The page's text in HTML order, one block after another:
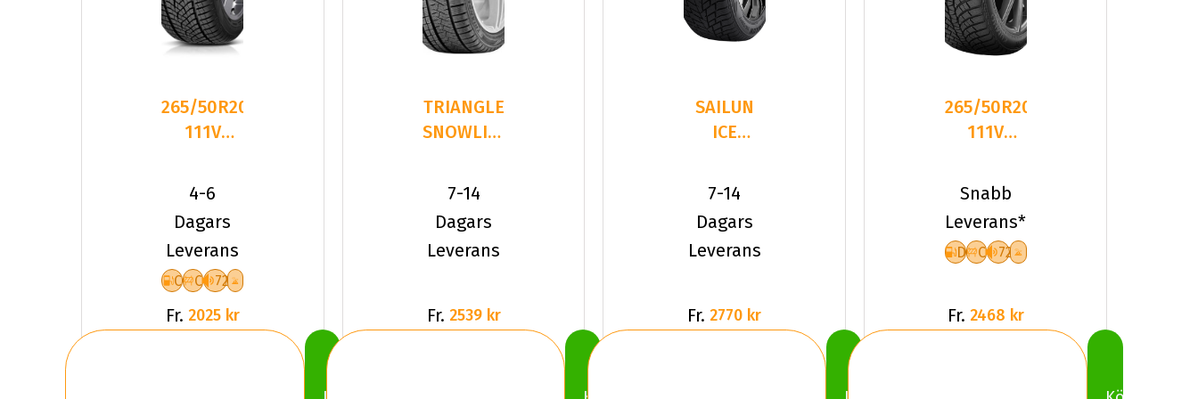
265/50R20
111V
ULTRAGRIP
PERFO
4-6
Dagars
Leverans
C C 72
Fr. 2025 kr
TRIANGLE
SNOWLINK
265/50R20
111 V XL
7-14
Dagars
Leverans
Fr. 2539 kr
SAILUN
ICE
ALPINE
EVO 2
265/50R2
7-14
Dagars
Leverans
Fr. 2770 kr
265/50R20
111V
WinterCraft
WS71 S
Snabb
Leverans*
D C 72
Fr. 2468 kr